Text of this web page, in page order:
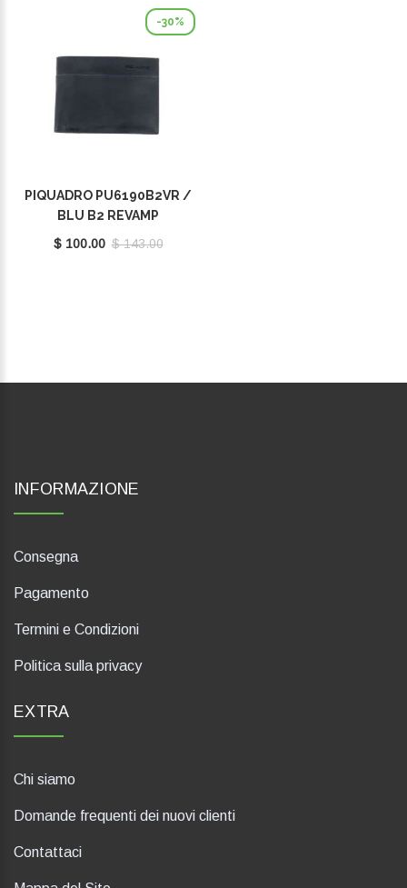
-30%
PIQUADRO PU6190B2VR /
BLU B2 REVAMP
$ 100.00 $ 143.00
INFORMAZIONE
Consegna
Pagamento
Termini e Condizioni
Politica sulla privacy
EXTRA
Chi siamo
Domande frequenti dei nuovi clienti
Contattaci